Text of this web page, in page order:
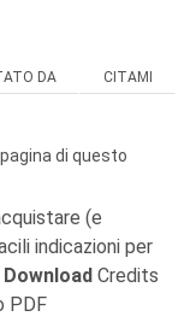
DA CITAMI
di questo
(e
indicazioni per
Credits
PDF